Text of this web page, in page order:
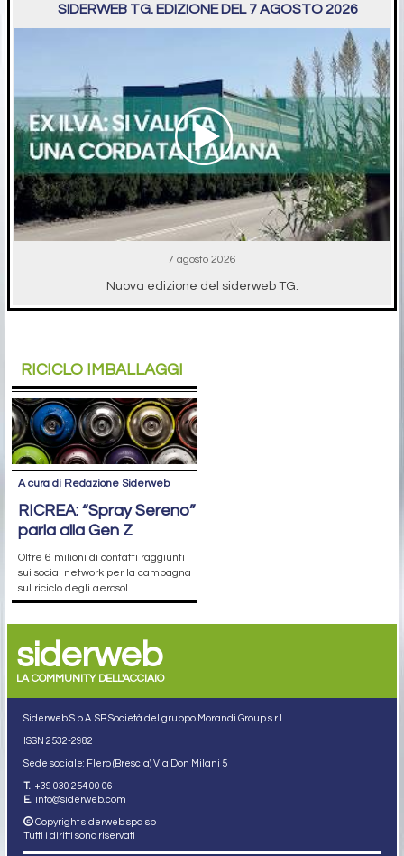
SIDERWEB TG. EDIZIONE DEL 7 AGOSTO 2026
7 agosto 2026
Nuova edizione del siderweb TG.
RICICLO IMBALLAGGI
A cura di Redazione Siderweb
RICREA: “Spray Sereno”
parla alla Gen Z
Oltre 6 milioni di contatti raggiunti
sui social network per la campagna
sul riciclo degli aerosol
siderweb
LA COMMUNITY DELL'ACCIAIO
Siderweb S.p.A. SB Società del gruppo Morandi Group s.r.l.
ISSN 2532-2982
Sede sociale: Flero (Brescia) Via Don Milani 5
T. +39 030 254 00 06
E. info@siderweb.com
Copyright siderweb spa sb
Tutti i diritti sono riservati